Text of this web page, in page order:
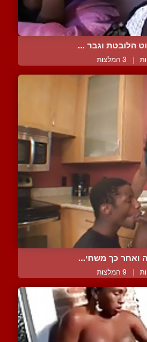
הלובטת וגבר ...
| 3 המלצות
ואחר כך משחי...
| 9 המלצות